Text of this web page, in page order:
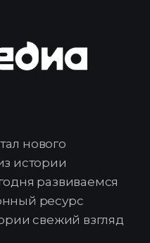
нового
истории
развиваемся
ресурс
свежий взгляд